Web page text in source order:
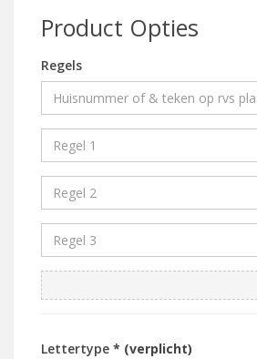
Product Opties
Regels
Lettertype * (verplicht)